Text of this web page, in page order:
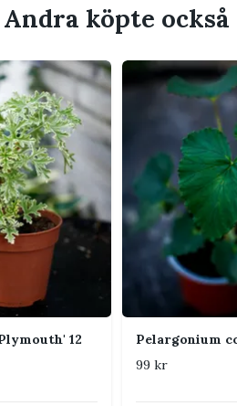
med en frisk citron- eller
blomma med mindre,
sol. Vänj unga eller
vår- och sommarsol.
har torkat. Under varma
medan plantan ska hållas
bra. God
Andra köpte också
12
Pelargonium
99 kr